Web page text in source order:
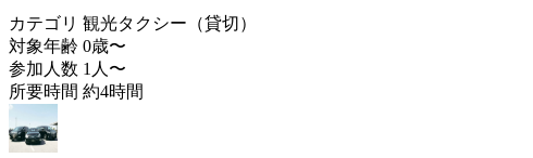
カテゴリ 観光タクシー（貸切）
対象年齢 0歳〜
参加人数 1人〜
所要時間 約4時間